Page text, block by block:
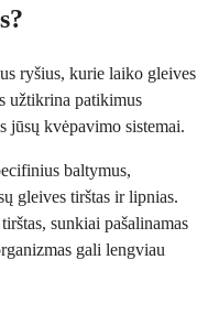
ryšius, kurie laiko gleives
užtikrina patikimus
jūsų kvėpavimo sistemai.
baltymus,
gleives tirštas ir lipnias.
sunkiai pašalinamas
gali lengviau